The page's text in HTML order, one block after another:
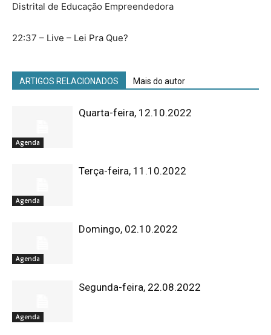
Distrital de Educação Empreendedora
22:37 – Live – Lei Pra Que?
ARTIGOS RELACIONADOS Mais do autor
Agenda
Quarta-feira, 12.10.2022
Agenda
Terça-feira, 11.10.2022
Agenda
Domingo, 02.10.2022
Agenda
Segunda-feira, 22.08.2022